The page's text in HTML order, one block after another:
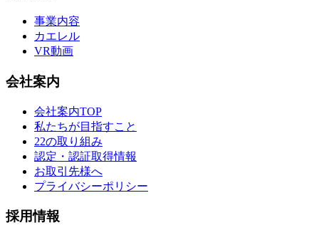
事業内容
カエレル
VR動画
会社案内
会社案内TOP
私たちが目指すこと
22の取り組み
認定・認証取得情報
お取引先様へ
プライバシーポリシー
採用情報